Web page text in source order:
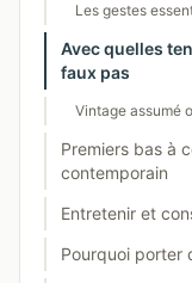
Les gestes
Avec quelles
faux pas
Vintage assumé
Premiers bas à
contemporain
Entretenir et
Pourquoi porter